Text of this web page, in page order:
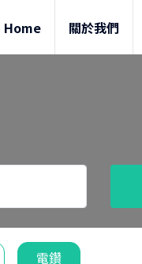
Home 關於我們
電鑽